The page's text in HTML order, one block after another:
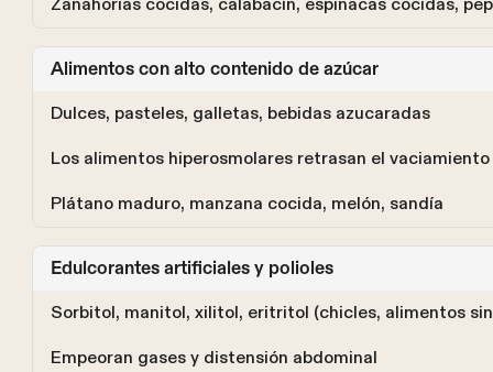
Zanahorias cocidas, calabacín, espinacas cocidas,
Alimentos con alto contenido de azúcar
Dulces, pasteles, galletas, bebidas azucaradas
Los alimentos hiperosmolares retrasan el
Plátano maduro, manzana cocida, melón, sandía
Edulcorantes artificiales y polioles
Sorbitol, manitol, xilitol, eritritol (chicles, alimentos
Empeoran gases y distensión abdominal